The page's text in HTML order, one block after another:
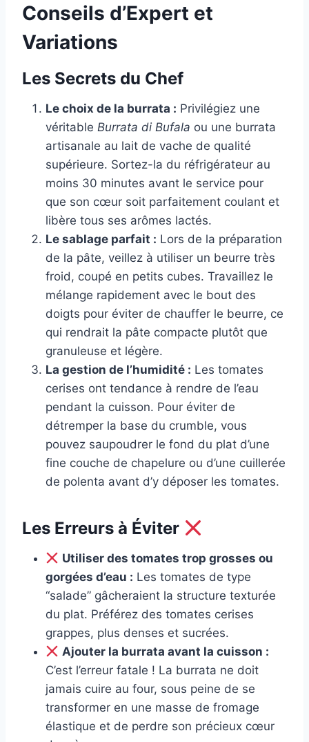
Conseils d’Expert et
Variations
Les Secrets du Chef
Le choix de la burrata : Privilégiez une
véritable Burrata di Bufala ou une burrata
artisanale au lait de vache de qualité
supérieure. Sortez-la du réfrigérateur au
moins 30 minutes avant le service pour
que son cœur soit parfaitement coulant et
libère tous ses arômes lactés.
Le sablage parfait : Lors de la préparation
de la pâte, veillez à utiliser un beurre très
froid, coupé en petits cubes. Travaillez le
mélange rapidement avec le bout des
doigts pour éviter de chauffer le beurre, ce
qui rendrait la pâte compacte plutôt que
granuleuse et légère.
La gestion de l’humidité : Les tomates
cerises ont tendance à rendre de l’eau
pendant la cuisson. Pour éviter de
détremper la base du crumble, vous
pouvez saupoudrer le fond du plat d’une
fine couche de chapelure ou d’une cuillerée
de polenta avant d’y déposer les tomates.
Les Erreurs à Éviter
Utiliser des tomates trop grosses ou
gorgées d’eau : Les tomates de type
“salade” gâcheraient la structure texturée
du plat. Préférez des tomates cerises
grappes, plus denses et sucrées.
Ajouter la burrata avant la cuisson :
C’est l’erreur fatale ! La burrata ne doit
jamais cuire au four, sous peine de se
transformer en une masse de fromage
élastique et de perdre son précieux cœur